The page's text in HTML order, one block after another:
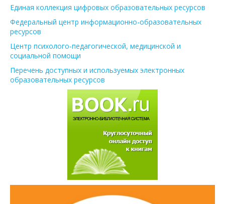
Единая коллекция цифровых образовательных ресурсов
Федеральный центр информационно-образовательных
ресурсов
Центр психолого-педагогической, медицинской и
социальной помощи
Перечень доступных и используемых электронных
образовательных ресурсов